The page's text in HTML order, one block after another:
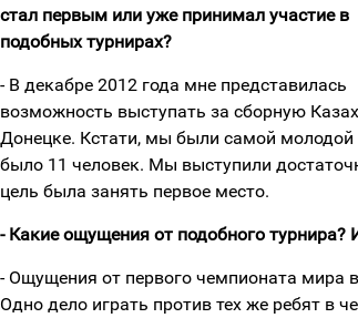
стал первым или уже принимал участие в
подобных турнирах?
- В декабре 2012 года мне представилась
возможность выступать за сборную
Донецке. Кстати, мы были самой молодой
было 11 человек. Мы выступили
цель была занять первое место.
- Какие ощущения от подобного турнира?
- Ощущения от первого чемпионата мира
Одно дело играть против тех же ребят в